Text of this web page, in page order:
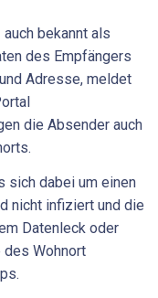
bekannt als
des Empfängers
Adresse, meldet
die Absender auch
sich dabei um einen
nicht infiziert und die
Datenleck oder
des Wohnort